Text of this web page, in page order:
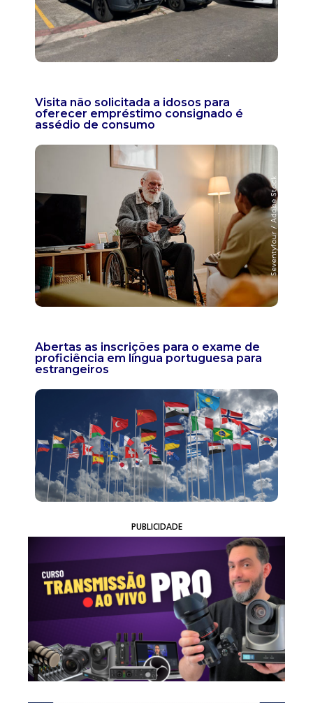
Visita não solicitada a idosos para
oferecer empréstimo consignado é
assédio de consumo
Abertas as inscrições para o exame de
proficiência em língua portuguesa para
estrangeiros
PUBLICIDADE